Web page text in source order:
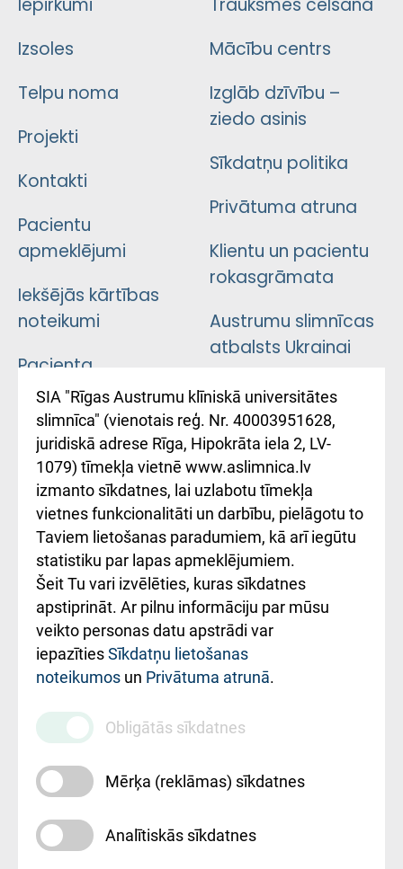
Iepirkumi
Izsoles
Telpu noma
Projekti
Kontakti
Pacientu
apmeklējumi
Iekšējās kārtības
noteikumi
Pacienta
atsauksmju/sūdzību
iesniegšanas
kārtība
Kā pie mums nokļūt
Rēķinu apmaksas
ceļvedis
Rekvizīti un
ārstniecības
iestādes kods
010000234
Maksas
pakalpojumu
cenrādis
Trauksmes celšana
Mācību centrs
Izglāb dzīvību –
ziedo asinis
Sīkdatņu politika
Privātuma atruna
Klientu un pacientu
rokasgrāmata
Austrumu slimnīcas
atbalsts Ukrainai
Підтримка Східної
лікарні та співпраця з
Україною
SIA "Rīgas Austrumu klīniskā universitātes
slimnīca" (vienotais reģ. Nr. 40003951628,
juridiskā adrese Rīga, Hipokrāta iela 2, LV-
1079) tīmekļa vietnē www.aslimnica.lv
izmanto sīkdatnes, lai uzlabotu tīmekļa
vietnes funkcionalitāti un darbību, pielāgotu to
Taviem lietošanas paradumiem, kā arī iegūtu
statistiku par lapas apmeklējumiem.
Šeit Tu vari izvēlēties, kuras sīkdatnes
apstiprināt. Ar pilnu informāciju par mūsu
veikto personas datu apstrādi var
iepazītiesSīkdatņu lietošanas
noteikumos un Privātuma atrunā.
Obligātās sīkdatnes
Mērķa (reklāmas) sīkdatnes
Analītiskās sīkdatnes